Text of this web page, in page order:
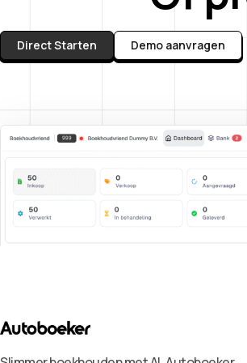
Direct Starten Demo aanvragen